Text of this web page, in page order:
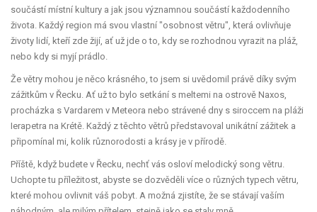
součástí místní kultury a jak jsou významnou součástí každodenního
života. Každý region má svou vlastní "osobnost větru", která ovlivňuje
životy lidí, kteří zde žijí, ať už jde o to, kdy se rozhodnou vyrazit na pláž,
nebo kdy si myjí prádlo.
Že větry mohou je něco krásného, to jsem si uvědomil právě díky svým
zážitkům v Řecku. Ať už to bylo setkání s meltemi na ostrově Naxos,
procházka s Vardarem v Meteora nebo strávené dny s siroccem na pláži
Ierapetra na Krétě. Každý z těchto větrů představoval unikátní zážitek a
připomínal mi, kolik různorodosti a krásy je v přírodě.
Příště, když budete v Řecku, nechť vás osloví melodický song větru.
Uchopte tu příležitost, abyste se dozvěděli více o různých typech větru,
které mohou ovlivnit váš pobyt. A možná zjistíte, že se stávají vaším